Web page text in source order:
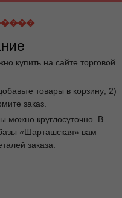
купить на сайте торговой
товары в корзину; 2)
заказ.
можно круглосуточно. В
«Шарташская» вам
заказа.